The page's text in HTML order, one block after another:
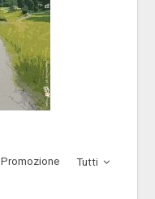
Tutti
­Promozione